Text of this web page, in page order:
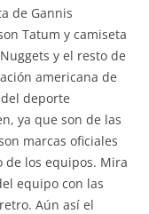
de Gannis
Tatum y camiseta
y el resto de
americana de
deporte
ya que son de las
marcas oficiales
de los equipos. Mira
equipo con las
Aún así el